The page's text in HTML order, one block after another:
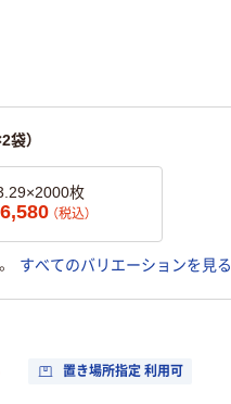
）
枚
（税込）
すべてのバリエーションを見る
置き場所指定 利用可